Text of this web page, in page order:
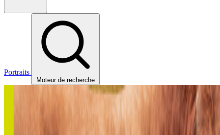
Portraits
Moteur de recherche